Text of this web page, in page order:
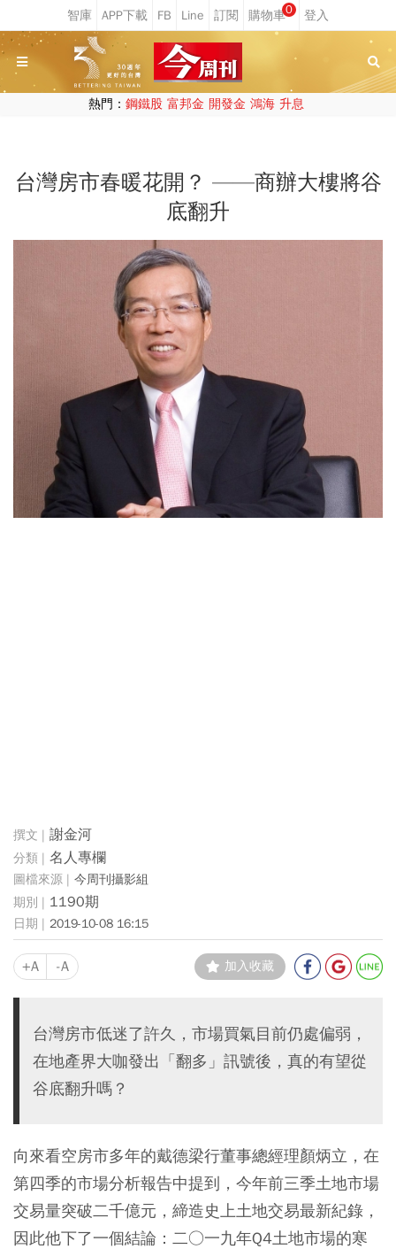
0
熱門： 鋼鐵股 富邦金 開發金 鴻海 升息
台灣房市春暖花開？ ——商辦大樓將谷
底翻升
謝金河
名人專欄
今周刊攝影組
1190期
2019-10-08 16:15
+A -A 加入收藏
台灣房市低迷了許久，市場買氣目前仍處偏弱，
在地產界大咖發出「翻多」訊號後，真的有望從
谷底翻升嗎？
向來看空房市多年的戴德梁行董事總經理顏炳立，在
第四季的市場分析報告中提到，今年前三季土地市場
交易量突破二千億元，締造史上土地交易最新紀錄，
因此他下了一個結論：二○一九年Q4土地市場的寒